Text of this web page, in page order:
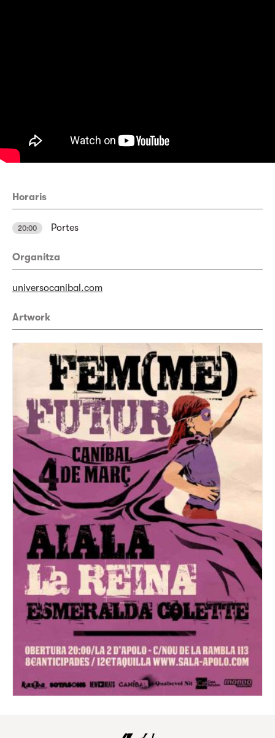
Horaris
20:00 Portes
Organitza
universocanibal.com
Artwork